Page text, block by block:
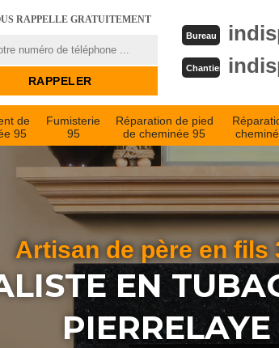
RAPPELLE GRATUITEMENT
Bureau
Chantier
de
95
Fumisterie
95
Réparation de pied
de cheminée 95
Artisan de père en fils
EN